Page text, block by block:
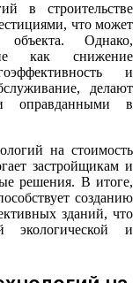
в строительстве
что может
объекта. Однако,
как снижение
и
делают
оправданными в
на стоимость
застройщикам и
решения. В итоге,
созданию
зданий, что
экологической и